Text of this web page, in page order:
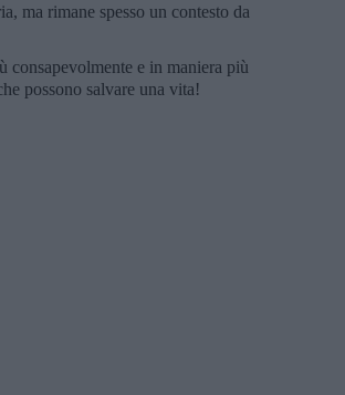
ma rimane spesso un contesto da
consapevolmente e in maniera più
possono salvare una vita!